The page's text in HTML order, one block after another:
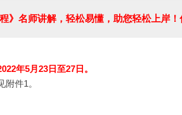
程》名师讲解，轻松易懂，助您轻松上岸
年5月23日至27日。
附件1。